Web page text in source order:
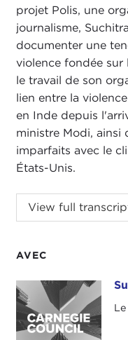
AVEC
Suchitra Vijayan
projet Polis, une
journalisme,
documenter une
violence fondée
le travail de son
lien entre la
en Inde depuis
ministre Modi, ainsi
imparfaits avec le
États-Unis.
As founder and
Project, a research
concerning trend of
this issue, the
nationalism in India
came to power,
View full